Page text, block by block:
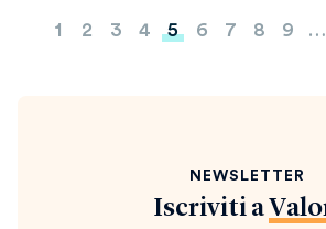
Paginazione
1 2 3 4 5 6 7 8 9 …
NEWSLETTER
Iscriviti a